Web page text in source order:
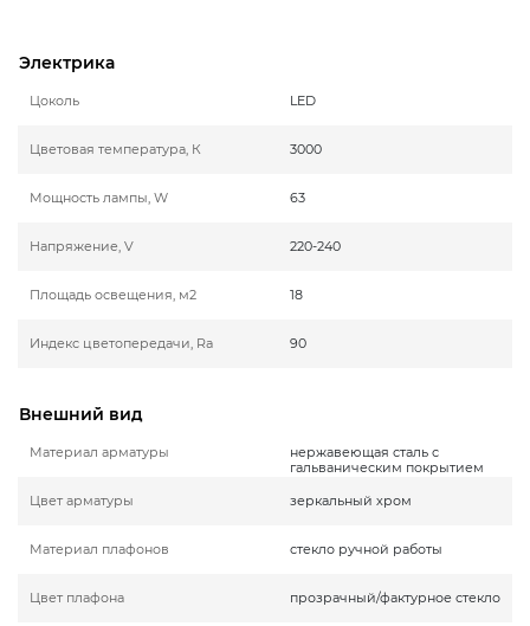
Электрика
Цоколь LED
Цветовая температура, К 3000
Мощность лампы, W 63
Напряжение, V 220-240
Площадь освещения, м2 18
Индекс цветопередачи, Ra 90
Внешний вид
Материал арматуры
нержавеющая сталь с
гальваническим покрытием
Цвет арматуры
зеркальный хром
Материал плафонов стекло ручной работы
Цвет плафона прозрачный/фактурное стекло